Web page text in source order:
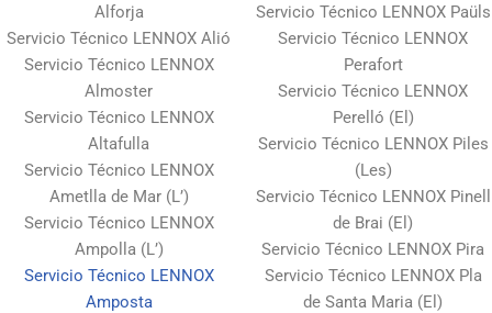
Alforja
Servicio Técnico LENNOX Alió
Servicio Técnico LENNOX
Almoster
Servicio Técnico LENNOX
Altafulla
Servicio Técnico LENNOX
Ametlla de Mar (L’)
Servicio Técnico LENNOX
Ampolla (L’)
Servicio Técnico LENNOX
Amposta
Servicio Técnico LENNOX Paüls
Servicio Técnico LENNOX
Perafort
Servicio Técnico LENNOX
Perelló (El)
Servicio Técnico LENNOX Piles
(Les)
Servicio Técnico LENNOX Pinell
de Brai (El)
Servicio Técnico LENNOX Pira
Servicio Técnico LENNOX Pla
de Santa Maria (El)